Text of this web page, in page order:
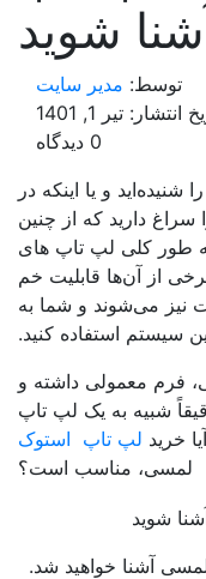
شوید
توسط:مدیر سایت
تیر 1, 1401
و یا اینکه در
دارید که از چنین
کلی لپ تاپ‌ های
آن‌ها قابلیت خم
می‌شوند و شما به
استفاده کنید.
معمولی داشته و
شبیه به یک لپ ‌تاپ
لپ تاپ استوک
مناسب است؟
خواهید شد.